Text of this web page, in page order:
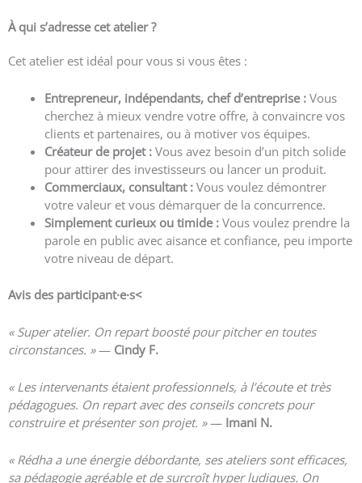
À qui s’adresse cet atelier ?
Cet atelier est idéal pour vous si vous êtes :
Entrepreneur, indépendants, chef d’entreprise : Vous
cherchez à mieux vendre votre offre, à convaincre vos
clients et partenaires, ou à motiver vos équipes.
Créateur de projet : Vous avez besoin d’un pitch solide
pour attirer des investisseurs ou lancer un produit.
Commerciaux, consultant : Vous voulez démontrer
votre valeur et vous démarquer de la concurrence.
Simplement curieux ou timide : Vous voulez prendre la
parole en public avec aisance et confiance, peu importe
votre niveau de départ.
Avis des participant·e·s<
« Super atelier. On repart boosté pour pitcher en toutes
circonstances. »— Cindy F.
« Les intervenants étaient professionnels, à l’écoute et très
pédagogues. On repart avec des conseils concrets pour
construire et présenter son projet. »— Imani N.
« Rédha a une énergie débordante, ses ateliers sont efficaces,
sa pédagogie agréable et de surcroît hyper ludiques. On